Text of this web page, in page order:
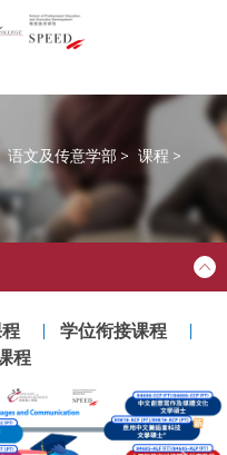
语文及传意学部 > 课程 >
学位衔接课程
程